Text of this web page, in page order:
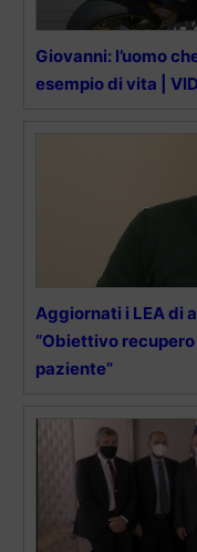
Giovanni: l’uomo
esempio di vita |
Aggiornati i LEA di
“Obiettivo
paziente”